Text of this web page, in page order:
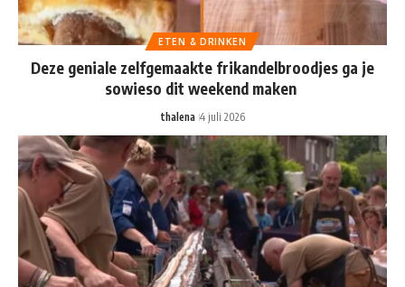
ETEN & DRINKEN
Deze geniale zelfgemaakte frikandelbroodjes ga je
sowieso dit weekend maken
thalena 4 juli 2026